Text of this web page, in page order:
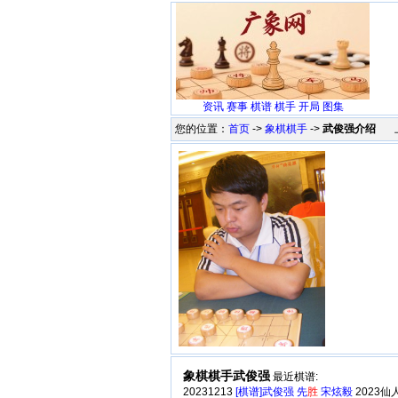
资讯 赛事 棋谱 棋手 开局 图集
您的位置： 首页 -> 象棋棋手 -> 武俊强介绍 上
象棋棋手武俊强 最近棋谱:
20231213 [棋谱]武俊强 先胜 宋炫毅 2023仙